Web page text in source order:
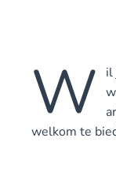
W
il
welkom te